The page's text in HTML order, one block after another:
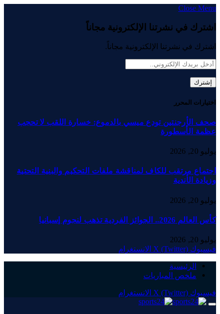
Close Menu
اشترك في نشرتنا الإلكترونية مجاناً
اشترك في نشرتنا الإلكترونية مجاناً.
اختيارات المحرر
صحف الأرجنتين تودع ميسي بالدموع: خسارة اللقب لا تحجب
عظمة الأسطورة
يوليو 20, 2026
اجتماع مرتقب للكاف لمناقشة ملفات التحكيم والبنية التحتية
وزيادة الأندية
يوليو 20, 2026
كأس العالم 2026.. الجوائز الفردية تذهب لنجوم إسبانيا
يوليو 20, 2026
فيسبوك X (Twitter) الانستغرام
الرئيسية
ملخص المباريات
فيسبوك X (Twitter) الانستغرام